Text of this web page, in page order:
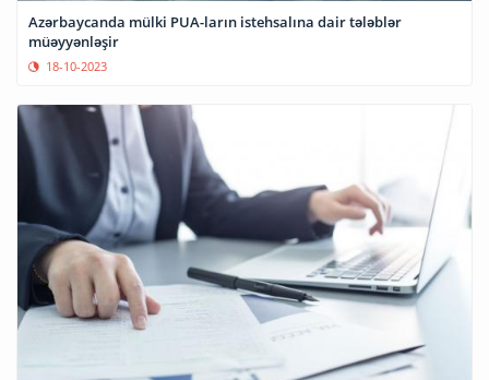
Azərbaycanda mülki PUA-ların istehsalına dair tələblər
müəyyənləşir
18-10-2023